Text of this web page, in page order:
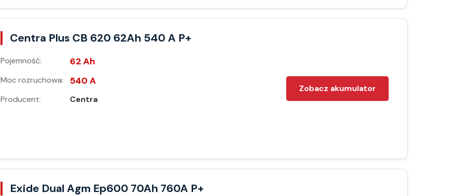
Centra Plus CB 620 62Ah 540 A P+
Pojemność: 62 Ah
Moc rozruchowa: 540 A
Producent: Centra
Zobacz akumulator
Exide Dual Agm Ep600 70Ah 760A P+